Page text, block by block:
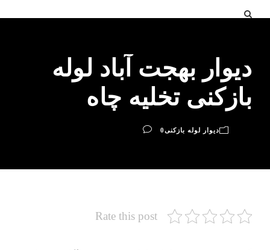
دیوار بهجت آباد لوله
بازکنی تخلیه چاه
دیوار لوله بازکنی0
Rate this post